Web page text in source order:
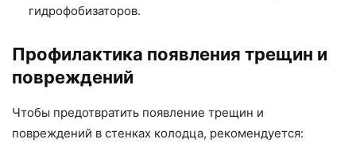
гидрофобизаторов.
Профилактика появления трещин и
повреждений
Чтобы предотвратить появление трещин и
повреждений в стенках колодца, рекомендуется: